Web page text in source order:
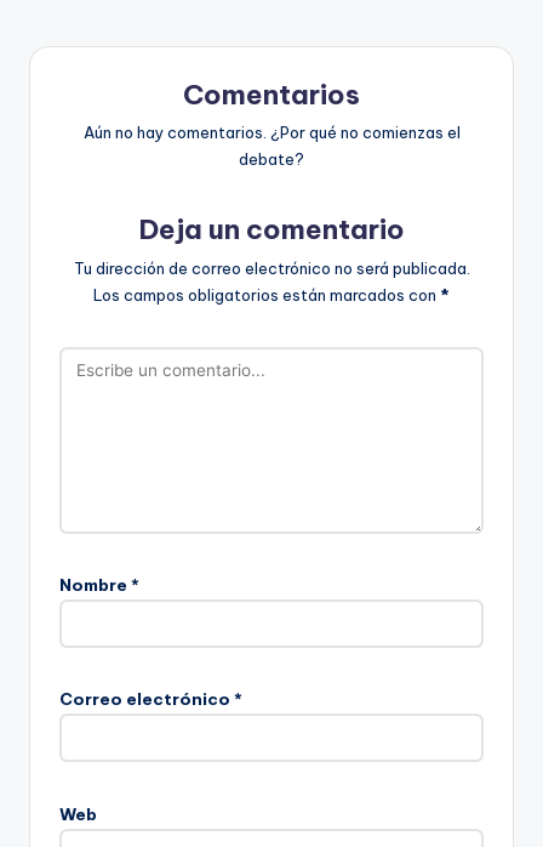
Comentarios
Aún no hay comentarios. ¿Por qué no comienzas el
debate?
Deja un comentario
Tu dirección de correo electrónico no será publicada.
Los campos obligatorios están marcados con *
Nombre *
Correo electrónico *
Web